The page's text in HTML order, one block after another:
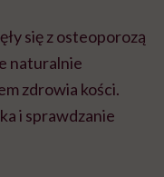
się z osteoporozą
naturalnie
zdrowia kości.
i sprawdzanie